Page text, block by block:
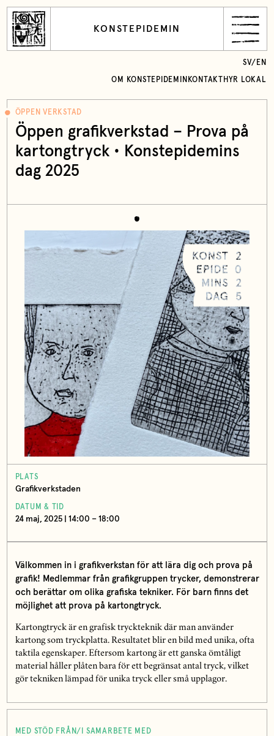
KONSTEPIDEMIN
OM KONSTEPIDEMIN KONTAKT HYR LOKAL
SV/ EN
ÖPPEN VERKSTAD
Öppen grafikverkstad – Prova på
kartongtryck • Konstepidemins
dag 2025
PLATS
Grafikverkstaden
DATUM & TID
24 maj, 2025 | 14:00 – 18:00
Välkommen in i grafikverkstan för att lära dig och prova på
grafik! Medlemmar från grafikgruppen trycker, demonstrerar
och berättar om olika grafiska tekniker. För barn finns det
möjlighet att prova på kartongtryck.
Kartongtryck är en grafisk tryckteknik där man använder
kartong som tryckplatta. Resultatet blir en bild med unika, ofta
taktila egenskaper. Eftersom kartong är ett ganska ömtåligt
material håller plåten bara för ett begränsat antal tryck, vilket
gör tekniken lämpad för unika tryck eller små upplagor.
MED STÖD FRÅN/I SAMARBETE MED